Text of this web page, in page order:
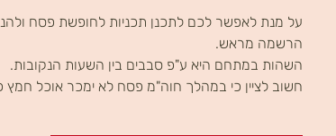
על מנת לאפשר לכם לתכנן תכניות לחופשת פסח
חשוב לציין כי במהלך חוה"מ פסח לא ימכר אוכל חמץ